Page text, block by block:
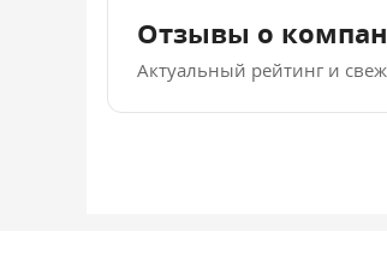
Отзывы о
Актуальный рейтинг и